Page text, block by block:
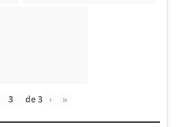
de3 › »